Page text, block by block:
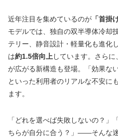
近年注目を集めているのが 「首掛
モデルでは、独自の双半導体冷却
テリー、静音設計・軽量化も進化
は約1.5倍向上 しています。さら
が広がる新構造も登場。「効果な
といった利用者のリアルな不安に
ます。
「どれを選べば失敗しないの？」
ちらが自分に合う？」――そんな